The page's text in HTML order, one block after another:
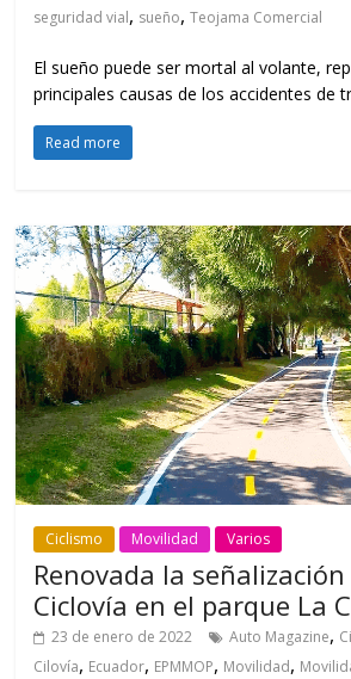
seguridad vial, sueño,Teojama Comercial
El sueño puede ser mortal al volante,
principales causas de los accidentes de
Read more
Ciclismo Movilidad Varios
Renovada la
Ciclovía en el parque La
23 de enero de 2022 Auto Magazine,
Cilovía, Ecuador, EPMMOP, Movilidad,